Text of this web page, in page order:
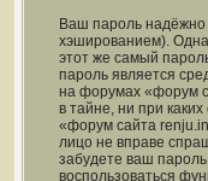
Ваш пароль
хэшированием).
этот же самый
пароль является
на форумах «форум
в тайне, ни при
«форум сайта
лицо не вправе
забудете ваш
воспользоваться